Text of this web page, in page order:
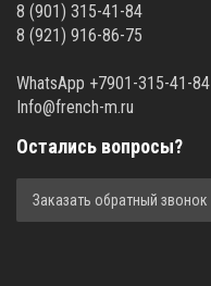
8 (901) 315-41-84
8 (921) 916-86-75
WhatsApp +7901-315-41-84
Info@french-m.ru
Остались вопросы?
Заказать обратный звонок